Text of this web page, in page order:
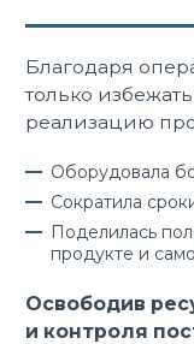
Благодаря
только
реализацию
Оборудовала
Сократила
Поделилась
продукте и
Освободив
и контроля